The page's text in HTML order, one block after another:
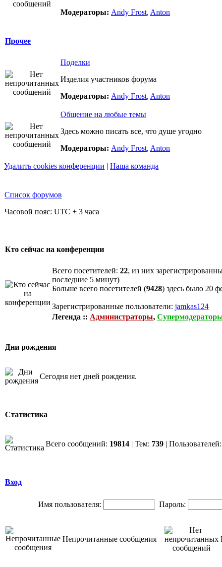
Модераторы: Andy Frost, Anton
Прочее
Поделки
Изделия участников форума
Модераторы: Andy Frost, Anton
Общение на любые темы
Здесь можно писать все, что душе угодно
Модераторы: Andy Frost, Anton
Удалить cookies конференции | Наша команда
Список форумов
Часовой пояс: UTC + 3 часа
Кто сейчас на конференции
Всего посетителей: 22, из них
последние 5 минут)
Больше всего посетителей (9428) здесь было 20
Зарегистрированные пользователи: jamkas124
Легенда :: Администраторы,
Дни рождения
Сегодня нет дней рождения.
Статистика
Всего сообщений: 19814 | Тем: 739 |
Вход
Имя пользователя: Пароль:
Непрочитанные сообщения